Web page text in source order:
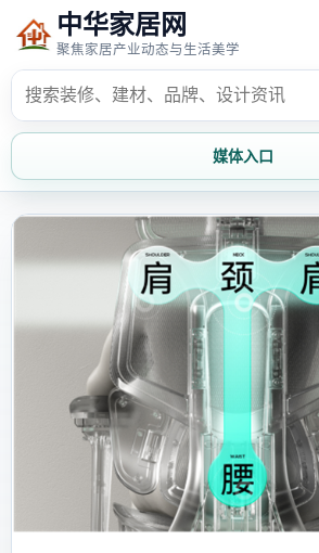
中华家居网
聚焦家居产业动态与生活美学
媒体入口
家居资讯
家居欣赏
时尚饰家 装修设计
家具知识 家居文化
家装攻略 创意家居